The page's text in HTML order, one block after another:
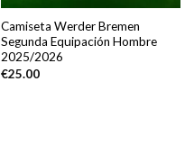
Camiseta Werder Bremen
Segunda Equipación Hombre
2025/2026
€25.00